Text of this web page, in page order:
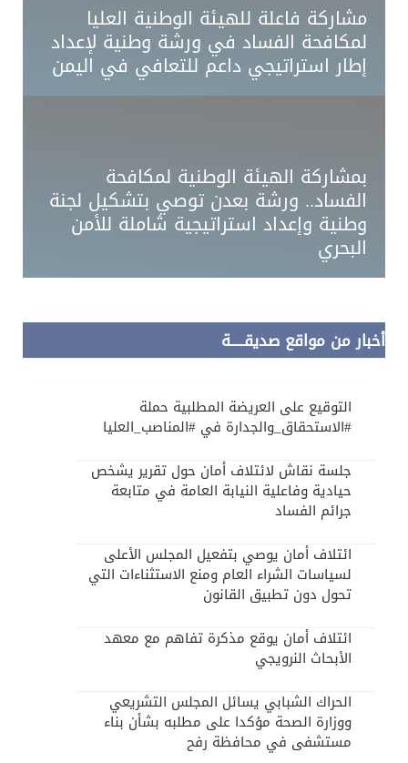
مشاركة فاعلة للهيئة الوطنية العليا
لمكافحة الفساد في ورشة وطنية لإعداد
إطار استراتيجي داعم للتعافي في اليمن
بمشاركة الهيئة الوطنية لمكافحة
الفساد.. ورشة بعدن توصي بتشكيل لجنة
وطنية وإعداد استراتيجية شاملة للأمن
البحري
أخبار من مواقع صديقـــــة
التوقيع على العريضة المطلبية حملة
#الاستحقاق_والجدارة في #المناصب_العليا
جلسة نقاش لائتلاف أمان حول تقرير يشخص
حيادية وفاعلية النيابة العامة في متابعة
جرائم الفساد
ائتلاف أمان يوصي بتفعيل المجلس الأعلى
لسياسات الشراء العام ومنع الاستثناءات التي
تحول دون تطبيق القانون
ائتلاف أمان يوقع مذكرة تفاهم مع معهد
الأبحاث النرويجي
الحراك الشبابي يسائل المجلس التشريعي
ووزارة الصحة مؤكدا على مطلبه بشأن بناء
مستشفى في محافظة رفح